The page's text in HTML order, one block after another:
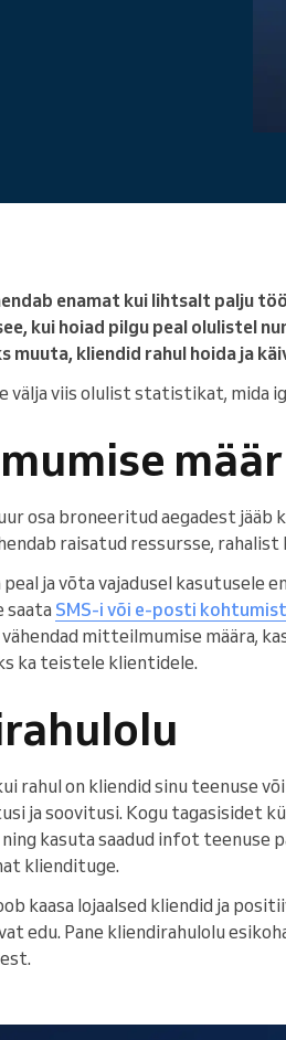
enamat kui lihtsalt palju
kui hoiad pilgu peal olulistel
muuta, kliendid rahul hoida ja
välja viis olulist statistikat, mida
määr
osa broneeritud aegadest
raisatud ressursse, rahalist
ja võta vajadusel kasutusele
saata SMS-i või e-posti
mitteilmumise määra,
ka teistele klientidele.
rahul on kliendid sinu teenuse
ja soovitusi. Kogu tagasisidet
ning kasuta saadud infot teenuse
kliendituge.
kaasa lojaalsed kliendid ja
edu. Pane kliendirahulolu